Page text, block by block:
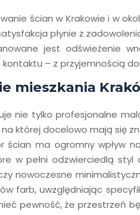
ścian w Krakowie i w
płynie z
jest odświeżenie
– z przyjemnością
mieszkania
nie tylko profesjonalne
której docelowo mają się
ścian ma ogromny wpływ
w pełni odzwierciedlą
nowoczesne
farb, uwzględniając
pewność, że przestrzeń